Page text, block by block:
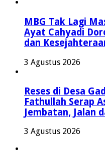
MBG Tak Lagi
Ayat Cahyadi
dan
3 Agustus 2026
Reses di Desa
Fathullah Serap
Jembatan, Jalan
3 Agustus 2026